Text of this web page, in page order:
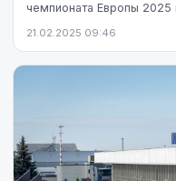
чемпионата Европы 2025
21.02.2025 09:46